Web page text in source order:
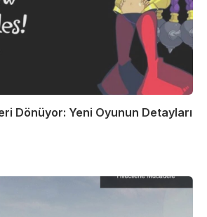
Dönüyor: Yeni Oyunun Detayları